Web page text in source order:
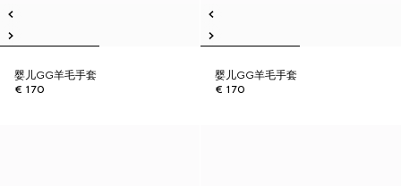
婴儿GG羊毛手套
€ 170
婴儿GG羊毛手套
€ 170